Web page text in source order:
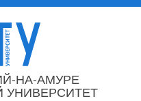
НА-АМУРЕ
УНИВЕРСИТЕТ